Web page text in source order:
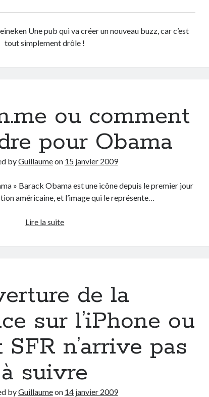
de
rêve
Une pub qui va créer un nouveau buzz, car c’est
tout simplement drôle !
ou comment
pour Obama
byGuillaumeon 15 janvier 2009
» Barack Obama est une icône depuis le premier jour
américaine, et l’image qui le représente…
Lire la suiteObamicon.me
Obamade la
sur l’iPhone ou
n’arrive pas
à suivre
byGuillaumeon 14 janvier 2009